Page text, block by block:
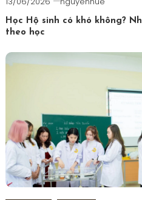
Học Hộ sinh có khó không?
theo học